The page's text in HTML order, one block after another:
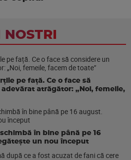
pe față. Ce o face să
atrăgător: „Noi, femeile,
în bine până pe 16
un nou început